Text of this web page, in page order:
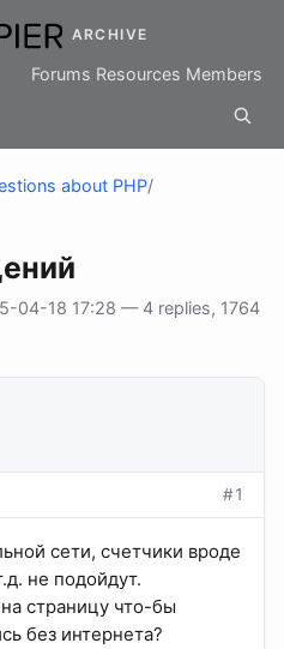
ARCHIVE
Forums Resources Members
about PHP/
04-18 17:28 — 4 replies, 1764
#1
сети, счетчики вроде
не подойдут.
страницу что-бы
без интернета?